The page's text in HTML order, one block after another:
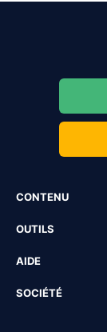
CONTENU
OUTILS
AIDE
SOCIÉTÉ